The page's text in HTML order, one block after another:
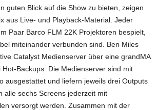
guten Blick auf die Show zu bieten, zeigen
aus Live- und Playback-Material. Jeder
Paar Barco FLM 22K Projektoren bespielt,
miteinander verbunden sind. Ben Miles
Catalyst Medienserver über eine grandMA
Hot-Backups. Die Medienserver sind mit
ausgestattet und liefern jeweils drei Outputs
alle sechs Screens jederzeit mit
versorgt werden. Zusammen mit der